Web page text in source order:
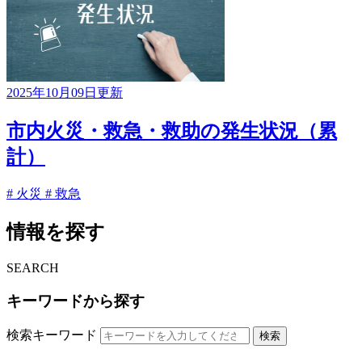
2025年10月09日更新
市内火災・救急・救助の発生状況（累
計）
# 火災 # 救急
情報を探す
SEARCH
キーワードから探す
検索キーワード 検索